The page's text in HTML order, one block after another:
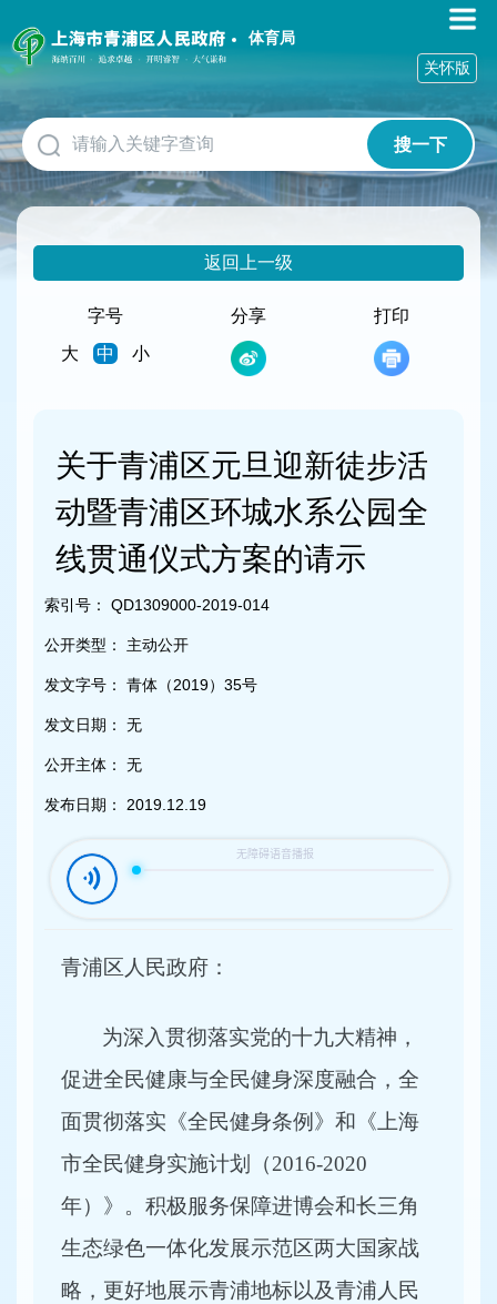
障
碍
作
说
明
跳
到
网
体育局
搜一下
关怀版
返回上一级
字号
大
中 小
分享 打印
关于青浦区元旦迎新徒步活
动暨青浦区环城水系公园全
线贯通仪式方案的请示
索引号： QD1309000-2019-014
公开类型： 主动公开
发文字号： 青体（2019）35号
发文日期： 无
公开主体： 无
发布日期： 2019.12.19
青浦区人民政府：
为深入贯彻落实党的十九大精神，
促进全民健康与全民健身深度融合，全
面贯彻落实《全民健身条例》和《上海
市全民健身实施计划（2016-2020
年）》。积极服务保障进博会和长三角
生态绿色一体化发展示范区两大国家战
略，更好地展示青浦地标以及青浦人民